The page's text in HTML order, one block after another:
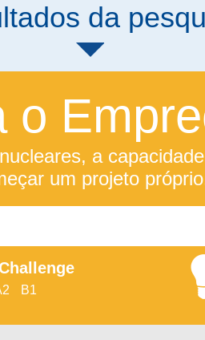
da
o
a
um projeto
B1